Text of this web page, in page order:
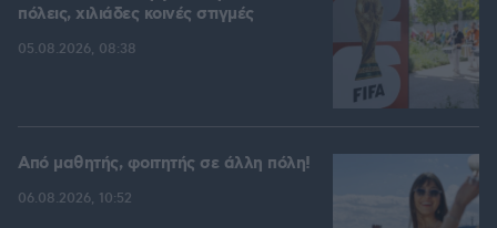
πόλεις, χιλιάδες κοινές στιγμές
05.08.2026, 08:38
Από μαθητής, φοιτητής σε άλλη πόλη!
06.08.2026, 10:52